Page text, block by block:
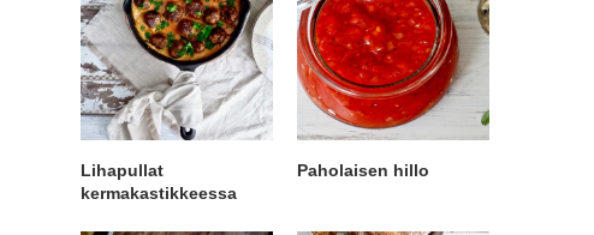
Lihapullat
kermakastikkeessa
Paholaisen hillo